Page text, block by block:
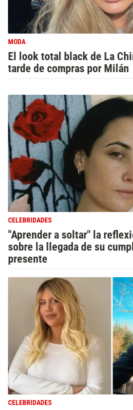
MODA
El look total black de La
tarde de compras por Milán
CELEBRIDADES
"Aprender a soltar" la
sobre la llegada de su
presente
CELEBRIDADES